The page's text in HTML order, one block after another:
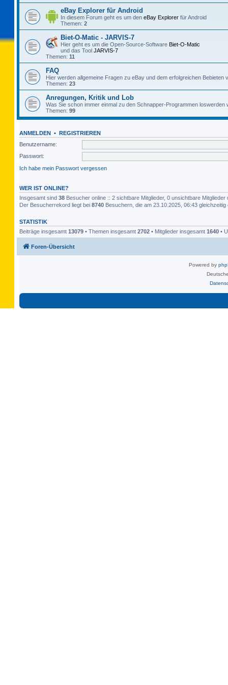
eBay Explorer für Android
In diesem Forum geht es um den eBay Explorer für Android
Themen: 2
Biet-O-Matic - JARVIS-7
Hier geht es um die Open-Source-Software Biet-O-Matic
und das Tool JARVIS-7
Themen: 11
FAQ
Hier werden allgemeine Fragen zu eBay und dem erfolgreichen Bebieten
Themen: 23
Anregungen, Kritik und Lob
Was Sie schon immer einmal zu den Schnapper-Programmen loswerden
Themen: 99
ANMELDEN • REGISTRIEREN
Benutzername:
Passwort:
Ich habe mein Passwort vergessen
WER IST ONLINE?
Insgesamt sind 38 Besucher online :: 2 sichtbare Mitglieder, 0 unsichtbare
Der Besucherrekord liegt bei 8740 Besuchern, die am 23.10.2025, 06:43 gleichzeitig
STATISTIK
Beiträge insgesamt 13079 • Themen insgesamt 2702 • Mitglieder insgesamt 1640 •
Foren-Übersicht
Powered by